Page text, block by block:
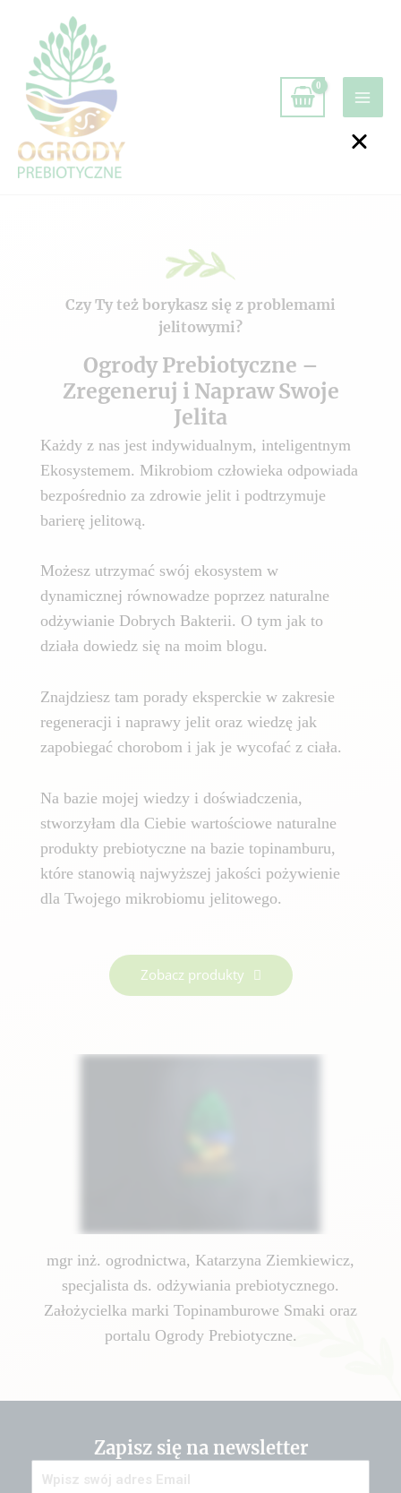
mgr inż. ogrodnictwa, Katarzyna Ziemkiewicz,
specjalista ds. odżywiania prebiotycznego.
Założycielka marki Topinamburowe Smaki oraz
portalu Ogrody Prebiotyczne.
Czy Ty też borykasz się z problemami
jelitowymi?
Ogrody Prebiotyczne –
Zregeneruj i Napraw Swoje
Jelita
Każdy z nas jest indywidualnym, inteligentnym
Ekosystemem. Mikrobiom człowieka odpowiada
bezpośrednio za zdrowie jelit i podtrzymuje
barierę jelitową.
Możesz utrzymać swój ekosystem w
dynamicznej równowadze poprzez naturalne
odżywianie Dobrych Bakterii. O tym jak to
działa dowiedz się na moim blogu.
Znajdziesz tam porady eksperckie w zakresie
regeneracji i naprawy jelit oraz wiedzę jak
zapobiegać chorobom i jak je wycofać z ciała.
Na bazie mojej wiedzy i doświadczenia,
stworzyłam dla Ciebie wartościowe naturalne
produkty prebiotyczne na bazie topinamburu,
które stanowią najwyższej jakości pożywienie
dla Twojego mikrobiomu jelitowego.
Zobacz produkty
Zapisz się na newsletter